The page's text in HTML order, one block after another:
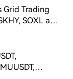
Grid Trading
SOXL and